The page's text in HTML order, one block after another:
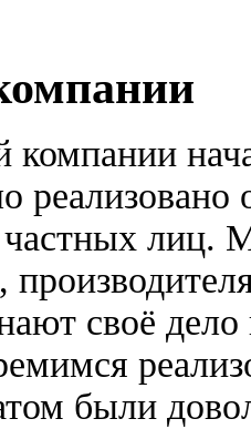
реализовано
частных
своё
были